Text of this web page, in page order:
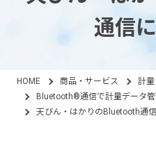
通信
HOME 商品・サービス 計量
Bluetooth®通信で計量データ
天びん・はかりのBluetooth通